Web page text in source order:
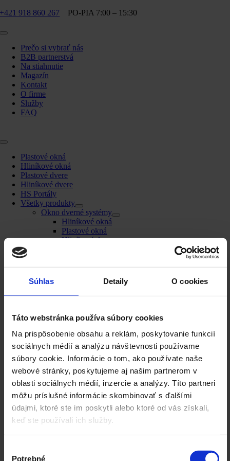
Súhlas Detaily O cookies
Táto webstránka používa súbory cookies
Na prispôsobenie obsahu a reklám, poskytovanie funkcií
sociálnych médií a analýzu návštevnosti používame
súbory cookie. Informácie o tom, ako používate naše
webové stránky, poskytujeme aj našim partnerom v
oblasti sociálnych médií, inzercie a analýzy. Títo partneri
môžu príslušné informácie skombinovať s ďalšími
údajmi, ktoré ste im poskytli alebo ktoré od vás získali,
keď ste používali ich služby.
Potrebné
Skip
content
+421 918 860 267 PO-PIA 7:00 – 15:30
Toggle
NavigationPrečo si vybrať nás
B2B partnerstvá
Na stiahnutie
Magazín
Kontakt
O firme
Služby
FAQ
Toggle
NavigationPlastové okná
Hliníkové okná
Plastové dvere
Hliníkové dvere
HS Portály
Všetky produkty
Okno dverné systémy
Hliníkové okná
Plastové okná
Hliníkové dvere
HS portál hliníkový
Zimné záhrady hliníkové
Zimné záhrady plastové
Tienenie
Slnolamy
Paravany
Vonkajšie rolety
Vonkajšie žalúzie
Zip screen rolety
Interiérové roletky
Interiérové žalúzie
Ostatné produkty
Fasády
Zábradlia
Parapety
Výplne do dverí
Dopľnky ku dverám
Sieťky proti hmyzu